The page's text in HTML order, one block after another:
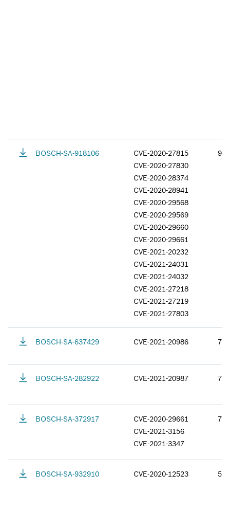
BOSCH-SA-918106
CVE-2020-27815
CVE-2020-27830
CVE-2020-28374
CVE-2020-28941
CVE-2020-29568
CVE-2020-29569
CVE-2020-29660
CVE-2020-29661
CVE-2021-20232
CVE-2021-24031
CVE-2021-24032
CVE-2021-27218
CVE-2021-27219
CVE-2021-27803
9.1
BOSCH-SA-637429 CVE-2021-20986 7.5
BOSCH-SA-282922 CVE-2021-20987 7.5
BOSCH-SA-372917
CVE-2020-29661
CVE-2021-3156
CVE-2021-3347
7.8
BOSCH-SA-932910 CVE-2020-12523 5.4